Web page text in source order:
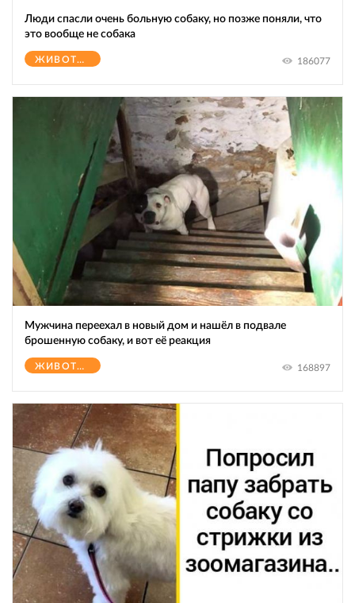
Люди спасли очень больную собаку, но позже поняли, что
это вообще не собака
ЖИВОТНЫЕ 186077
Мужчина переехал в новый дом и нашёл в подвале
брошенную собаку, и вот её реакция
ЖИВОТНЫЕ 168897